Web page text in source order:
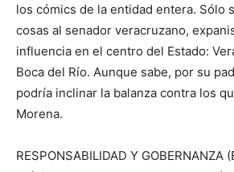
los cómics de la entidad entera. Sólo
cosas al senador veracruzano,
influencia en el centro del Estado:
Boca del Río. Aunque sabe, por su
podría inclinar la balanza contra los
Morena.
RESPONSABILIDAD Y GOBERNANZA